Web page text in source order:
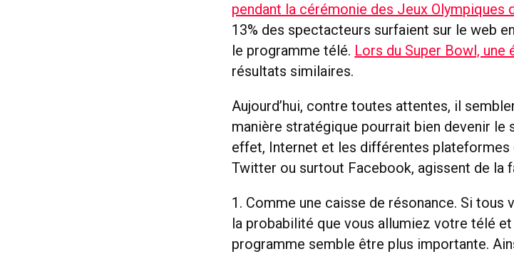
pendant la cérémonie des Jeux Olympiques
13% des spectacteurs surfaient sur le web
le programme télé. Lors du Super Bowl, une
résultats similaires.
Aujourd’hui, contre toutes attentes, il
manière stratégique pourrait bien devenir le
effet, Internet et les différentes plateformes
Twitter ou surtout Facebook, agissent de la
1. Comme une caisse de résonance. Si tous
la probabilité que vous allumiez votre télé
programme semble être plus importante.